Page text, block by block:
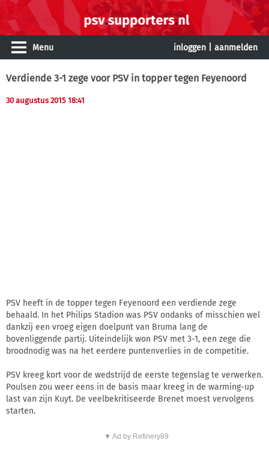
Menu inloggen aanmelden
Verdiende 3-1 zege voor PSV in topper tegen Feyenoord
30 augustus 2015 18:41
PSV heeft in de topper tegen Feyenoord een verdiende zege
behaald. In het Philips Stadion was PSV ondanks of misschien wel
dankzij een vroeg eigen doelpunt van Bruma lang de
bovenliggende partij. Uiteindelijk won PSV met 3-1, een zege die
broodnodig was na het eerdere puntenverlies in de competitie.
PSV kreeg kort voor de wedstrijd de eerste tegenslag te verwerken.
Poulsen zou weer eens in de basis maar kreeg in de warming-up
last van zijn Kuyt. De veelbekritiseerde Brenet moest vervolgens
starten.
▼ Ad by Refinery89